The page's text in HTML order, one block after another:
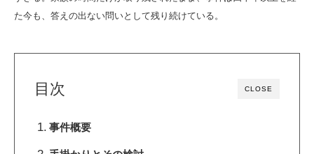
た今も、答えの出ない問いとして残り続けている。
CLOSE
目次
事件概要